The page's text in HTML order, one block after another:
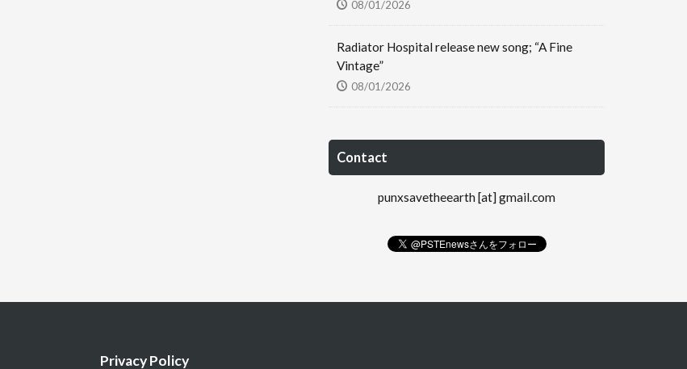
08/01/2026
Radiator Hospital release new song; “A Fine
Vintage”
08/01/2026
Contact
punxsavetheearth [at] gmail.com
Privacy Policy